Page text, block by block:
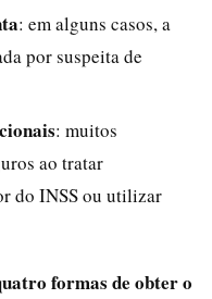
: em alguns casos, a
por suspeita de
: muitos
ao tratar
do INSS ou utilizar
formas de obter o